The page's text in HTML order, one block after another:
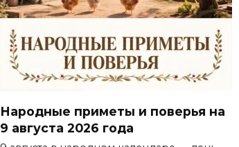
Народные приметы и поверья на
9 августа 2026 года